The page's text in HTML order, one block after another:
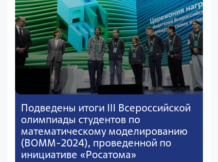
Подведены итоги III Всероссийской
олимпиады студентов по
математическому моделированию
(ВОММ-2024), проведенной по
инициативе «Росатома»